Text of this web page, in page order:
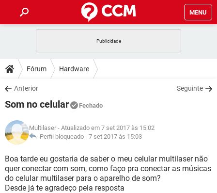
MENU
CELULAR
OUTLOOK
INSTAGRAM
GUIA DE COMPRAS
DICAS
JOGOS
INSTAGRAM GMAIL
GUIA DE COMPRAS
DOWNLOADS
JOGOS
CELULAR
OUTLOOK EXCEL
INSTAGRAM
GUIA DE COMPRAS
JOGOS WHATSAPP
CELULAR
OUTLOOK EXCEL
INSTAGRAM GMAIL
GLOSSÁRIO
WHATSAPP
CELULAR FACEBOOK
OUTLOOK EXCEL
Fórum Hardware
Anterior Seguinte
Som no celular Fechado
Multilaser - Atualizado em 7 set 2017 às 15:02
Perfil bloqueado - 7 set 2017 às 15:03
Boa tarde eu gostaria de saber o meu celular multilaser não
quer conectar com som, como faço pra conectar as músicas
do celular multilaser para o aparelho de som?
Desde já te agradeço pela resposta